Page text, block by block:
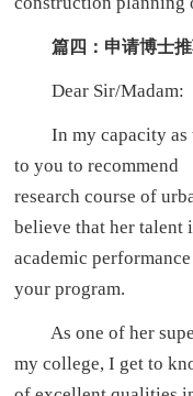
篇四：申请博士
Dear Sir/Madam:
In my capacity as
to you to recommend
research course of
believe that her talent
academic
your program.
As one of her
my college, I get to